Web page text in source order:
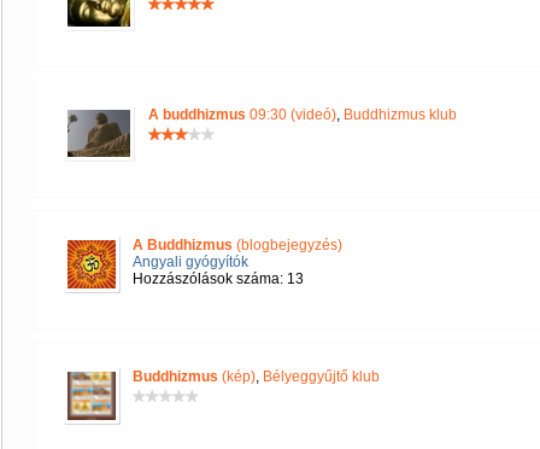
A buddhizmus 09:30 (videó), Buddhizmus klub
A Buddhizmus (blogbejegyzés)
Angyali gyógyítók
Hozzászólások száma: 13
Buddhizmus (kép), Bélyeggyűjtő klub